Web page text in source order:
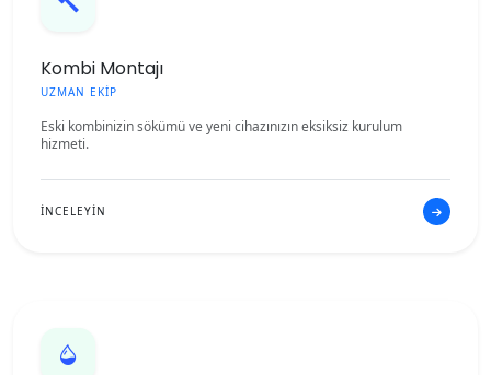
Kombi Montajı
UZMAN EKİP
Eski kombinizin sökümü ve yeni cihazınızın eksiksiz kurulum
hizmeti.
İNCELEYİN